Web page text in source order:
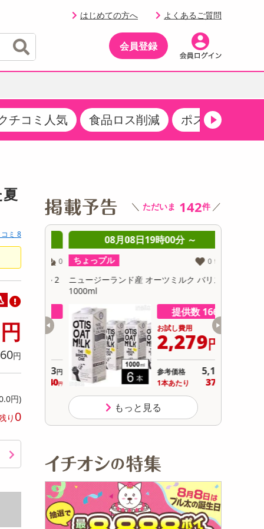
はじめての方へ よくあるご質問
会員登録
イベント
商品限定クーポン
サンプリング
初回トライアル
その他 お菓子・スイーツ
その他 飲料
スポーツ・アウトドア用品
その他 キッチン・日用品
ア
サプリメント
収納・寝具
ベビー・キッズ
レッグウェア
その他 ファッション
その他 家電
タニティ
チコミ人気 食品ロス削減 ポストにお届け
ミ 8
円
円
円)
り 0
＼ ただいま 142件 ／
ボトル 2
280
2,203
08月08日19時00分 ～
ちょっプル 0
ニュージーランド産 オーツミルク バリスタ
1000ml
提供数 166
お試し費用
2,279円
参考価格 5,184円
1本あたり 379 .9円
もっと見る